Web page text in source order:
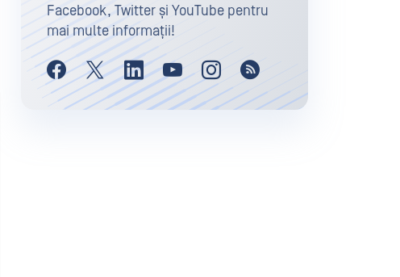
Facebook, Twitter și YouTube pentru
mai multe informații!